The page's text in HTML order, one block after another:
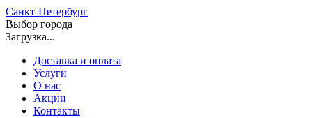
Санкт-Петербург
Выбор города
Загрузка...
Доставка и оплата
Услуги
О нас
Акции
Контакты